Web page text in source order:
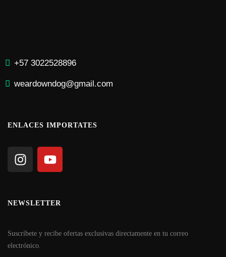
+57 3022528896
weardowndog@gmail.com
ENLACES IMPORTATES
NEWSLETTER
Suscríbete y recibe ofertas exclusivas directamente en tu correo
electrónico.